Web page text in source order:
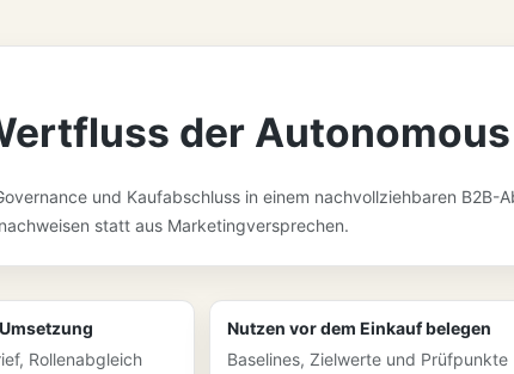
der
und Kaufabschluss in einem nachvollziehbaren
statt aus Marketingversprechen.
Rollenabgleich
Nutzen vor dem Einkauf belegen
Baselines, Zielwerte und Prüfpunkte